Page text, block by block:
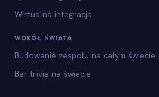
Wirtualna integracja
WOKÓŁ ŚWIATA
Budowanie zespołu na całym świecie
Bar trivia na świecie